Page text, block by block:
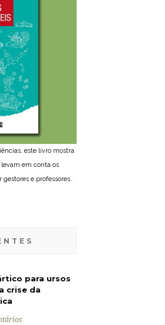
este livro mostra
em conta os
e professores.
para ursos
crise da